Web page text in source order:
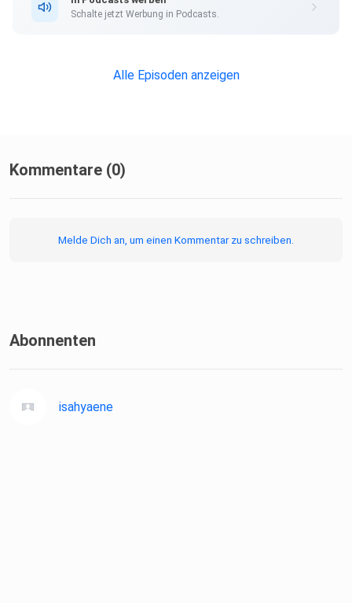
Schalte jetzt Werbung in Podcasts.
Alle Episoden anzeigen
Kommentare (0)
Melde Dich an, um einen Kommentar zu schreiben.
Abonnenten
isahyaene